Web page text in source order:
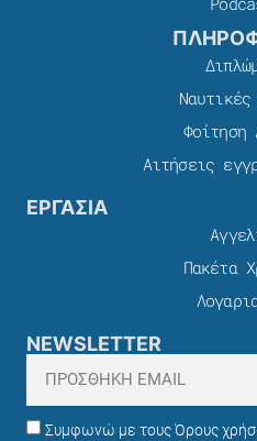
Αιτήσεις
ΕΡΓΑΣΙΑ
Πακέτα
NEWSLETTER
Συμφωνώ με τους Όρους